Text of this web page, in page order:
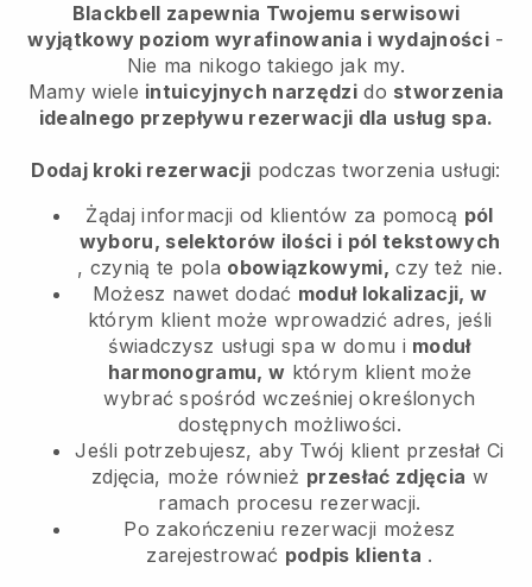
Blackbell zapewnia Twojemu serwisowi
wyjątkowy poziom wyrafinowania i wydajności -
Nie ma nikogo takiego jak my.
Mamy wiele intuicyjnych narzędzido stworzenia
idealnego przepływu rezerwacji dla usług spa.
Dodaj kroki rezerwacji podczas tworzenia usługi:
Żądaj informacji od klientów za pomocą pól
wyboru, selektorów ilości i pól tekstowych
, czynią te pola obowiązkowymi, czy też nie.
Możesz nawet dodać moduł lokalizacji, w
którym klient może wprowadzić adres, jeśli
świadczysz usługi spa w domu i moduł
harmonogramu, w którym klient może
wybrać spośród wcześniej określonych
dostępnych możliwości.
Jeśli potrzebujesz, aby Twój klient przesłał Ci
zdjęcia, może również przesłać zdjęcia w
ramach procesu rezerwacji.
Po zakończeniu rezerwacji możesz
zarejestrować podpis klienta .